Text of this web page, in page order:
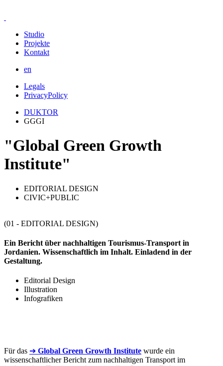
Studio
Projekte
Kontakt
en
Legals
PrivacyPolicy
DUKTOR
GGGI
"Global Green Growth
Institute"
EDITORIAL DESIGN
CIVIC+PUBLIC
(01 - EDITORIAL DESIGN)
Ein Bericht über nachhaltigen Tourismus-Transport in
Jordanien. Wissenschaftlich im Inhalt. Einladend in der
Gestaltung.
Editorial Design
Illustration
Infografiken
Für das ➔ Global Green Growth Institute wurde ein
wissenschaftlicher Bericht zum nachhaltigen Transport im